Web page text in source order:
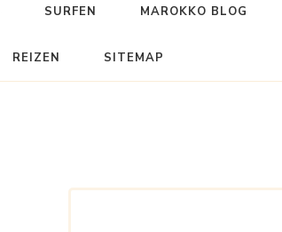
SURFEN MAROKKO BLOG
REIZEN SITEMAP